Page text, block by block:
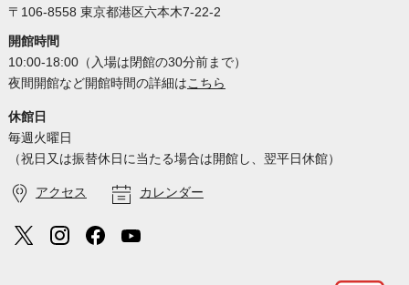
〒106-8558 東京都港区六本木7-22-2
開館時間
10:00-18:00（入場は閉館の30分前まで）
夜間開館など開館時間の詳細はこちら
休館日
毎週火曜日
（祝日又は振替休日に当たる場合は開館し、翌平日休館）
アクセス カレンダー